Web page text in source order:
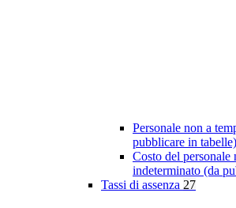
Personale non a
pubblicare in tabelle)
Costo del personale
indeterminato (da
Tassi di assenza 27